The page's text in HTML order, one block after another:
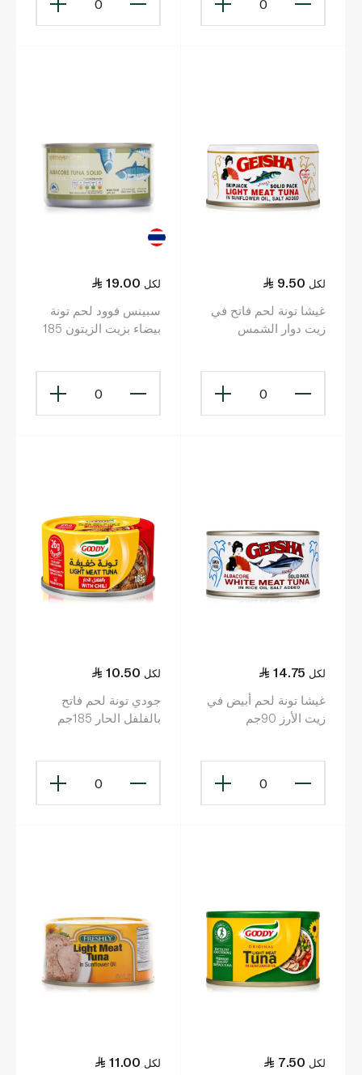
0
0
9.50 لكل
غيشا تونة لحم فاتح في
زيت دوار الشمس
0
19.00 لكل
سبينس فوود لحم تونة
بيضاء بزيت الزيتون 185
0
14.75 لكل
غيشا تونة لحم أبيض في
زيت الأرز 90جم
0
10.50 لكل
جودي تونة لحم فاتح
بالفلفل الحار 185جم
0
7.50 لكل 11.00 لكل